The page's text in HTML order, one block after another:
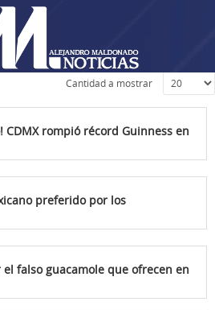
Cantidad a mostrar
CDMX rompió récord Guinness en
preferido por los
el falso guacamole que ofrecen en